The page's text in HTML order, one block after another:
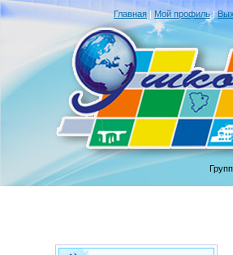
Главная | Мой профиль|